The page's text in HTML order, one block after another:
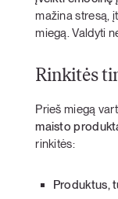
mažina stresą,
miegą. Valdyti
Rinkitės
Prieš miegą
maisto
rinkitės:
Produktus,